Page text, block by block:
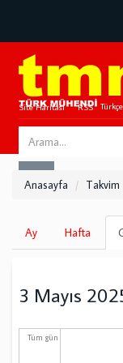
Site Haritası RSS Bize
Search
this
Anasayfa Takvim
Birincil
sekmeler
Ay Hafta
3 Mayıs
Tüm gün